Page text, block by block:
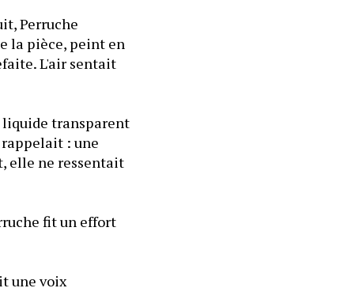
Perruche
la pièce, peint en
L'air sentait
liquide transparent
: une
elle ne ressentait
fit un effort
une voix